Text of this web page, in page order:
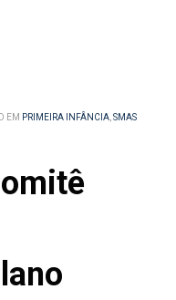
EM PRIMEIRA INFÂNCIA,SMAS